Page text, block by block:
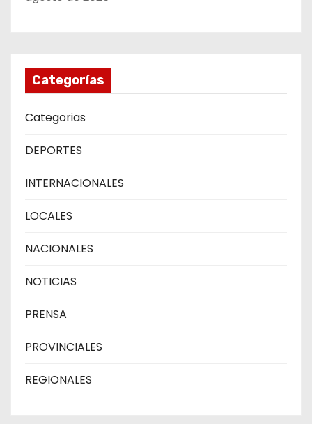
Categorías
Categorias
DEPORTES
INTERNACIONALES
LOCALES
NACIONALES
NOTICIAS
PRENSA
PROVINCIALES
REGIONALES